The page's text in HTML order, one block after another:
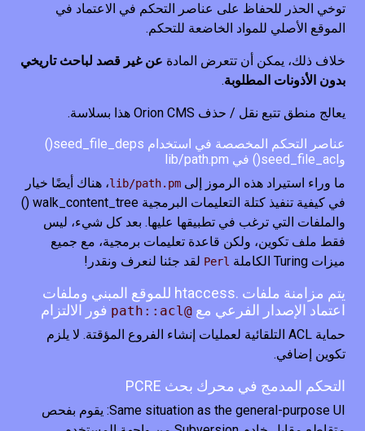
توخي الحذر للحفاظ على عناصر التحكم في الاعتماد في
الموقع الأصلي للمواد الخاضعة للتحكم.
خلاف ذلك، يمكن أن تتعرض المادة عن غير قصد لباحث تاريخي
بدون الأذونات المطلوبة.
يعالج منطق تتبع نقل / حذف Orion CMS هذا بسلاسة.
عناصر التحكم المخصصة في استخدام seed_file_deps()
وseed_file_acl() في lib/path.pm
ما وراء استيراد هذه الرموز إلى lib/path.pm، هناك أيضًا خيار
في كيفية تنفيذ كتلة التعليمات البرمجية walk_content_tree ()
والملفات التي ترغب في تطبيقها عليها. بعد كل شيء، ليس
فقط ملف تكوين، ولكن قاعدة تعليمات برمجية، مع جميع
ميزات Turing الكاملة
Perl لقد جئنا لنعرف ونقدر!
يتم مزامنة ملفات .htaccess للموقع المبني وملفات
اعتماد الإصدار الفرعي مع @path::acl فور الالتزام
حماية ACL التلقائية لعمليات إنشاء الفروع المؤقتة. لا يلزم
تكوين إضافي.
التحكم المدمج في محرك بحث PCRE
Same situation as the general-purpose UI: يقوم بفحص